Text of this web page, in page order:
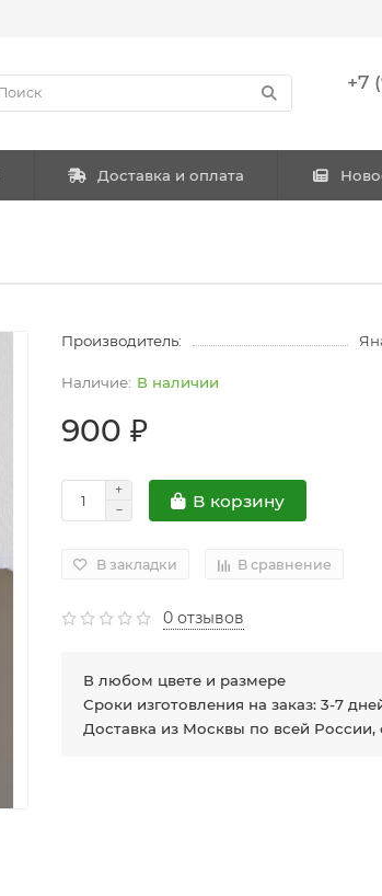
+7
Доставка и оплата
Производитель:
В наличии
900 ₽
В корзину
В закладки В сравнение
0 отзывов
В любом цвете и размере
Сроки изготовления на заказ: 3-7
Доставка из Москвы по всей России,